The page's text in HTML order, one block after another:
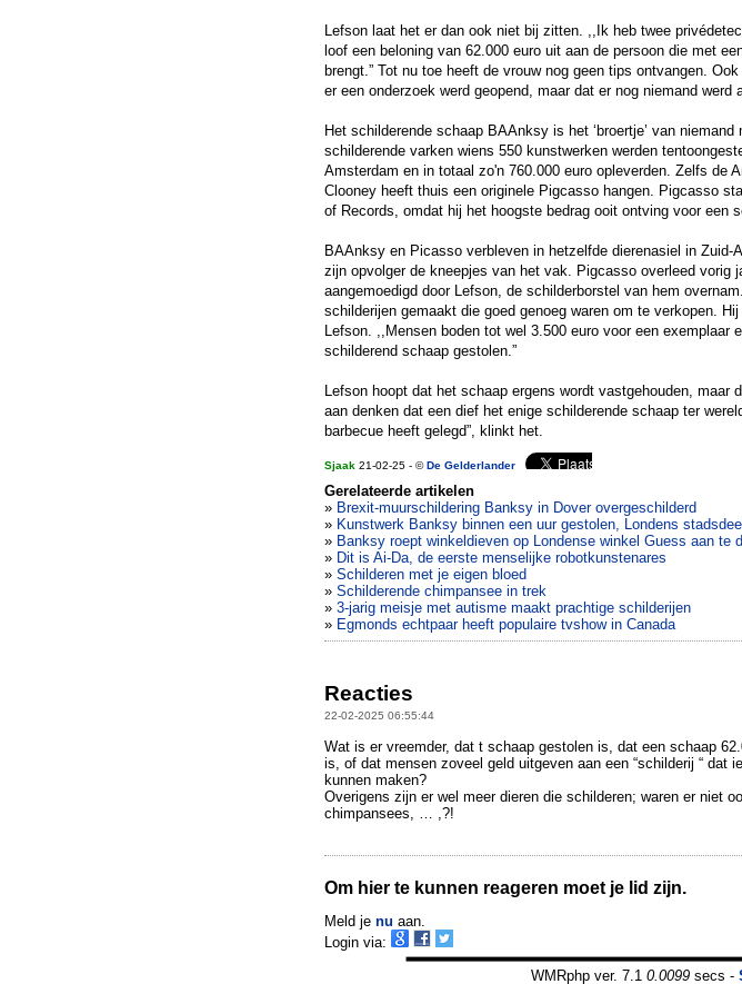
Lefson laat het er dan ook niet bij zitten. ,,Ik heb twee
loof een beloning van 62.000 euro uit aan de persoon die met
brengt.” Tot nu toe heeft de vrouw nog geen tips ontvangen.
er een onderzoek werd geopend, maar dat er nog niemand werd
Het schilderende schaap BAAnksy is het ‘broertje’ van niemand
schilderende varken wiens 550 kunstwerken werden
Amsterdam en in totaal zo'n 760.000 euro opleverden. Zelfs de
Clooney heeft thuis een originele Pigcasso hangen. Pigcasso
of Records, omdat hij het hoogste bedrag ooit ontving voor een
BAAnksy en Picasso verbleven in hetzelfde dierenasiel in Zuid-
zijn opvolger de kneepjes van het vak. Pigcasso overleed vorig
aangemoedigd door Lefson, de schilderborstel van hem
schilderijen gemaakt die goed genoeg waren om te verkopen.
Lefson. ,,Mensen boden tot wel 3.500 euro voor een exemplaar
schilderend schaap gestolen.”
Lefson hoopt dat het schaap ergens wordt vastgehouden, maar
aan denken dat een dief het enige schilderende schaap ter
barbecue heeft gelegd”, klinkt het.
Sjaak 21-02-25 - ©De Gelderlander
Gerelateerde artikelen
» Brexit-muurschildering Banksy in Dover overgeschilderd
» Kunstwerk Banksy binnen een uur gestolen, Londens
» Banksy roept winkeldieven op Londense winkel Guess aan te
» Dit is Ai-Da, de eerste menselijke robotkunstenares
» Schilderen met je eigen bloed
» Schilderende chimpansee in trek
» 3-jarig meisje met autisme maakt prachtige schilderijen
» Egmonds echtpaar heeft populaire tvshow in Canada
Reacties
22-02-2025 06:55:44
Wat is er vreemder, dat t schaap gestolen is, dat een schaap
is, of dat mensen zoveel geld uitgeven aan een “schilderij “ dat
kunnen maken?
Overigens zijn er wel meer dieren die schilderen; waren er niet
chimpansees, … ,?!
Om hier te kunnen reageren moet je lid zijn.
Meld je nu aan.
Login via:
WMRphp ver. 7.1 0.0099 secs -